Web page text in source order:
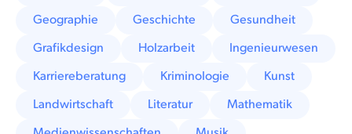
Geographie
Geschichte
Gesundheit
Grafikdesign
Holzarbeit
Ingenieurwesen
Karriereberatung
Kriminologie
Kunst
Landwirtschaft
Literatur
Mathematik